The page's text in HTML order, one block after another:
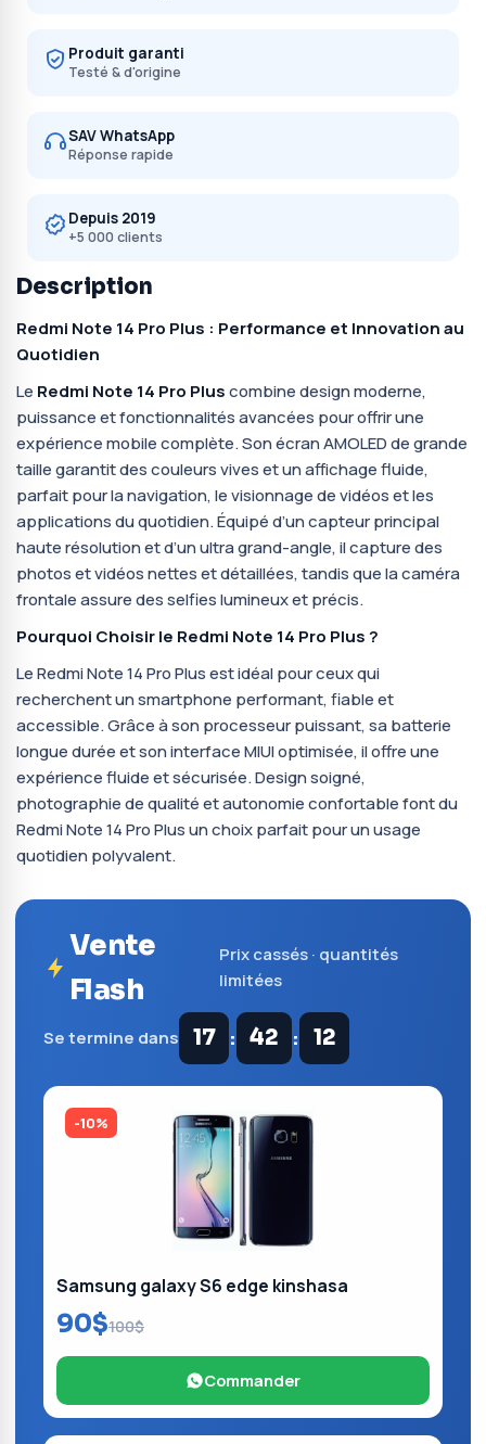
Produit garanti
Testé & d'origine
SAV WhatsApp
Réponse rapide
Depuis 2019
+5 000 clients
Description
Redmi Note 14 Pro Plus : Performance et Innovation au
Quotidien
Le Redmi Note 14 Pro Pluscombine design moderne,
puissance et fonctionnalités avancées pour offrir une
expérience mobile complète. Son écran AMOLED de grande
taille garantit des couleurs vives et un affichage fluide,
parfait pour la navigation, le visionnage de vidéos et les
applications du quotidien. Équipé d’un capteur principal
haute résolution et d’un ultra grand-angle, il capture des
photos et vidéos nettes et détaillées, tandis que la caméra
frontale assure des selfies lumineux et précis.
Pourquoi Choisir le Redmi Note 14 Pro Plus ?
Le Redmi Note 14 Pro Plus est idéal pour ceux qui
recherchent un smartphone performant, fiable et
accessible. Grâce à son processeur puissant, sa batterie
longue durée et son interface MIUI optimisée, il offre une
expérience fluide et sécurisée. Design soigné,
photographie de qualité et autonomie confortable font du
Redmi Note 14 Pro Plus un choix parfait pour un usage
quotidien polyvalent.
Vente
Flash
Prix cassés · quantités
limitées
Se termine dans 17 : 42 : 11
-10%
Samsung galaxy S6 edge kinshasa
90$100$
Commander